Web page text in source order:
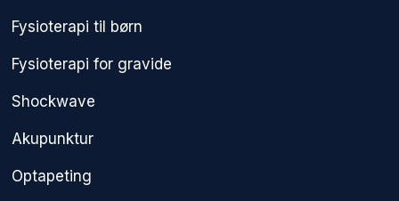
Fysioterapi til børn
Fysioterapi for gravide
Shockwave
Akupunktur
Optapeting